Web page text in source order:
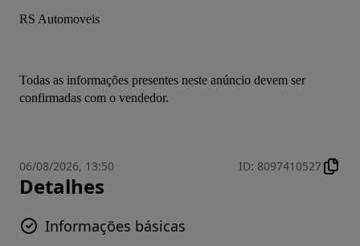
RS Automoveis
Todas as informações presentes neste anúncio devem ser
confirmadas com o vendedor.
06/08/2026, 13:50 ID: 8097410527
Detalhes
Informações básicas